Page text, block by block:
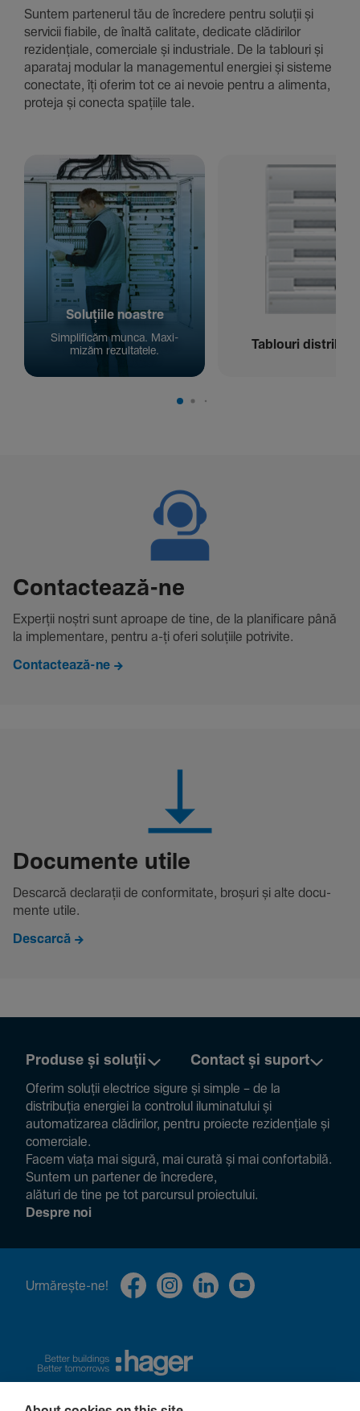
Suntem parte­nerul tău de încre­dere pentru soluții și
servicii fiabile, de înaltă cali­tate, dedi­cate clădi­rilor
rezi­den­țiale, comer­ciale și indus­triale. De la tablouri și
aparataj modular la managementul energiei și sisteme
conec­tate, îți oferim tot ce ai nevoie pentru a alimenta,
proteja și conecta spațiile tale.
Solu­țiile noastre
Simpli­ficăm munca. Maxi­
mizăm rezul­ta­tele.
Tablouri
Contac­tează-ne
Experții noștri sunt aproape de tine, de la plani­fi­care până
la imple­men­tare, pentru a-ți oferi solu­țiile potri­vite.
Contactează-ne
Docu­mente utile
Descarcă decla­rații de conformitate, broșuri și alte docu­
mente utile.
Descarcă
Produse și soluții Contact și suport
Oferim soluții electrice sigure și simple – de la
distribuția energiei la controlul ilumi­na­tului și
auto­ma­ti­zarea clădi­rilor, pentru proiecte rezi­den­țiale și
comer­ciale.
Facem viața mai sigură, mai curată și mai confor­ta­bilă.
Suntem un partener de încre­dere,
alături de tine pe tot parcursul proiec­tului.
Despre noi
Urmă­rește-ne!